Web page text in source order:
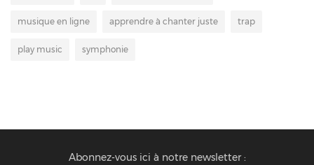
musique en ligne apprendre à chanter juste trap
play music symphonie
Abonnez-vous ici à notre newsletter :